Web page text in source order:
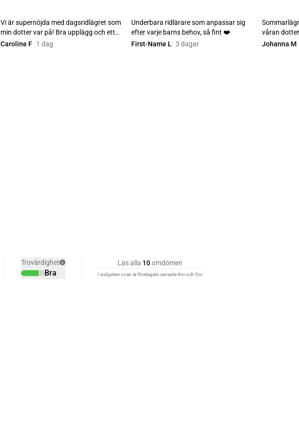
Vi är supernöjda med dagsridlägret som
min dotter var på! Bra upplägg och ett
härligt enga...
Caroline F 1 dag
Underbara ridlärare som anpassar sig
efter varje barns behov, så fint ❤️
First-Name L 3 dagar
våran
Johanna M
Trovärdighet
Bra
Läs alla 10omdömen
I widgeten ovan är företagets senaste 4or och 5or